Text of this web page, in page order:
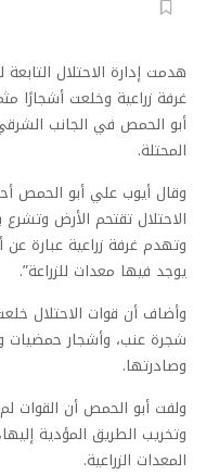
هدمت إدارة الاحتلال التابعة
غرفة زراعية وخلعت أشجارًا
أبو الحمص في الجانب
المحتلة.
وقال أيوب علي أبو الحمص
الاحتلال تقتحم الأرض
يوجد فيها معدات للزراعة”.
شجرة عنب، وأشجار حمضيات
وصادرتها.
ولفت أبو الحمص أن القوات
وتخريب الطريق المؤدية
المعدات الزراعية.